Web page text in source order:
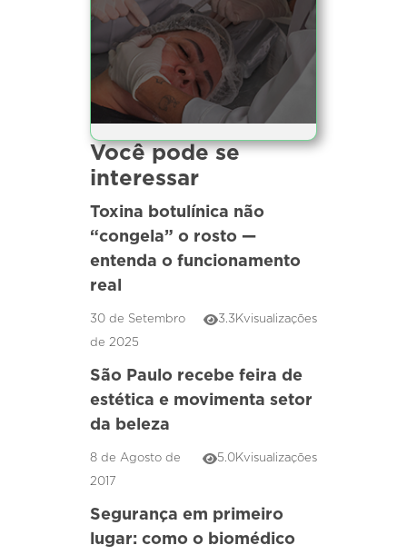
Você pode se
interessar
Toxina botulínica não
“congela” o rosto —
entenda o funcionamento
real
30 de Setembro
de 2025
3.3Kvisualizações
São Paulo recebe feira de
estética e movimenta setor
da beleza
8 de Agosto de
2017
5.0Kvisualizações
Segurança em primeiro
lugar: como o biomédico